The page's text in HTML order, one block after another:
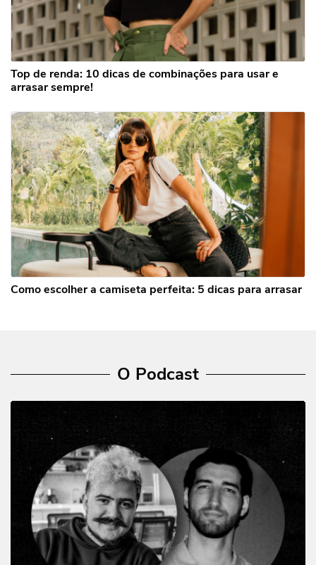
Top de renda: 10 dicas de combinações para usar e
arrasar sempre!
Como escolher a camiseta perfeita: 5 dicas para arrasar
O Podcast